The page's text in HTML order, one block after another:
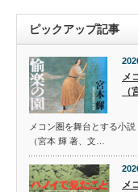
ピックアップ記事
メ
（
メコン圏を舞台とする小
（宮本 輝 著、文…
メ